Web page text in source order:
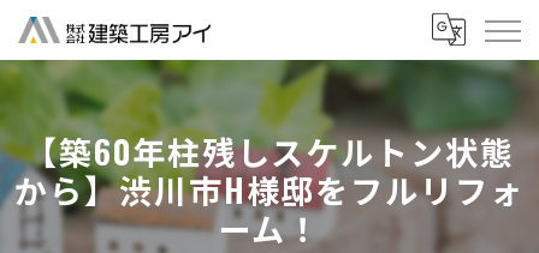
【築60年柱残しスケルトン状態
から】渋川市H様邸をフルリフォ
ーム！